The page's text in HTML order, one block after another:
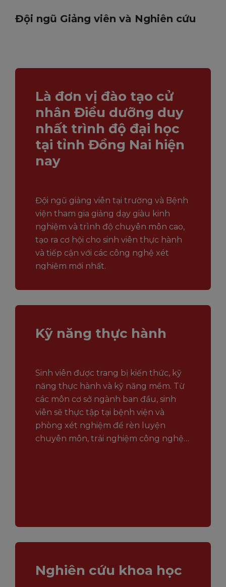
Đội ngũ Giảng viên và Nghiên cứu
Là đơn vị đào tạo cử
nhân Điều dưỡng duy
nhất trình độ đại học
tại tỉnh Đồng Nai hiện
nay
Đội ngũ giảng viên tại trường và Bệnh
viện tham gia giảng dạy giàu kinh
nghiệm và trình độ chuyên môn cao,
tạo ra cơ hội cho sinh viên thực hành
và tiếp cận với các công nghệ xét
nghiệm mới nhất.
Kỹ năng thực hành
Sinh viên được trang bị kiến thức, kỹ
năng thực hành và kỹ năng mềm. Từ
các môn cơ sở ngành ban đầu, sinh
viên sẽ thực tập tại bệnh viện và
phòng xét nghiệm để rèn luyện
chuyên môn, trải nghiệm công nghệ y
Nghiên cứu khoa học